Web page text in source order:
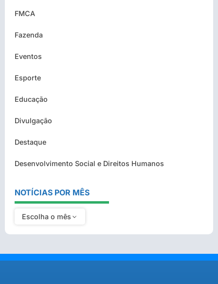
FMCA
Fazenda
Eventos
Esporte
Educação
Divulgação
Destaque
Desenvolvimento Social e Direitos Humanos
NOTÍCIAS POR MÊS
Escolha o mês